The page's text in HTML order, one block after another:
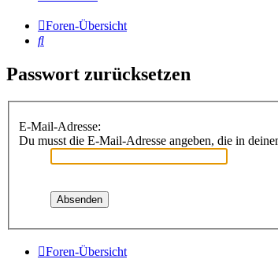
Foren-Übersicht
Suche
Passwort zurücksetzen
E-Mail-Adresse:
Du musst die E-Mail-Adresse angeben, die in
Foren-Übersicht